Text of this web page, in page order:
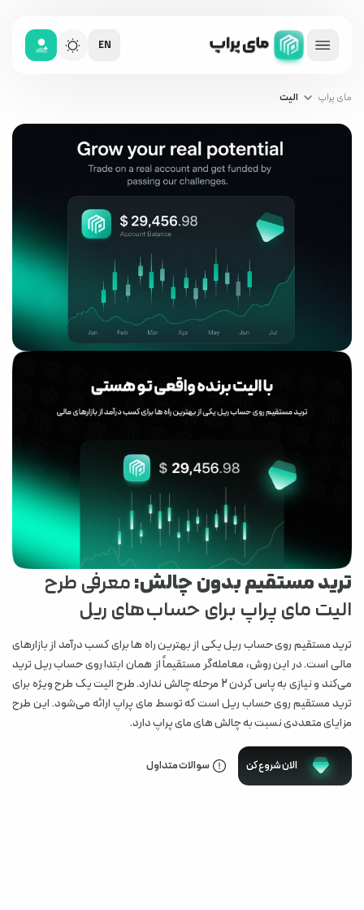
EN
مای پراپ الیت
ترید مستقیم بدون چالش:معرفی طرح
الیت مای پراپ برای حساب‌های ریل
ترید مستقیم روی حساب ریل یکی از بهترین راه ها برای کسب درآمد از بازارهای
مالی است. در این روش، معامله‌گر مستقیماً از همان ابتدا روی حساب ریل ترید
می‌کند و نیازی به پاس کردن 2 مرحله چالش ندارد. طرح الیت یک طرح ویژه برای
ترید مستقیم روی حساب ریل است که توسط مای پراپ ارائه می‌شود. این طرح
مزایای متعددی نسبت به چالش های مای پراپ دارد.
الان شروع کن سوالات متداول